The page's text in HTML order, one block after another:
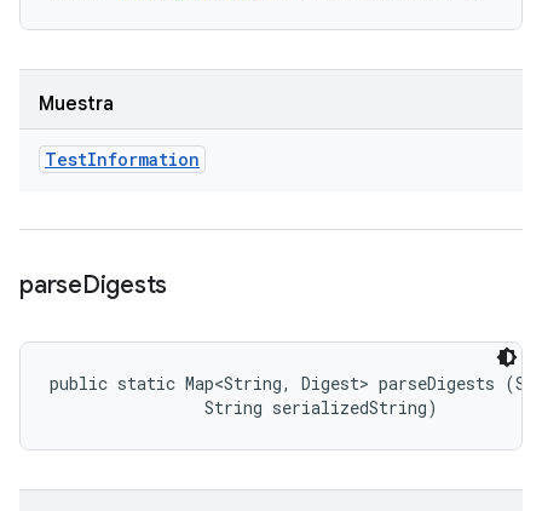
Muestra
TestInformation
parseDigests
public static Map<String, Digest> parseDigests
                String serializedString)